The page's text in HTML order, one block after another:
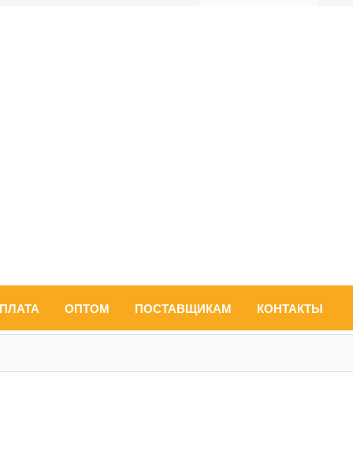
ОПТОМ ПОСТАВЩИКАМ КОНТАКТЫ